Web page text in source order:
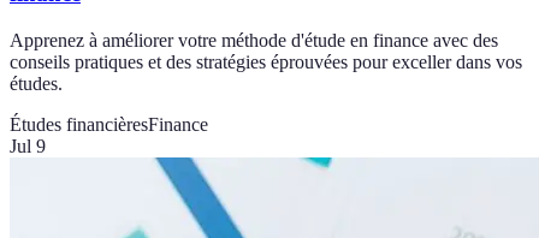
Apprenez à améliorer votre méthode d'étude en finance avec des
conseils pratiques et des stratégies éprouvées pour exceller dans vos
études.
Études financièresFinance
Jul 9